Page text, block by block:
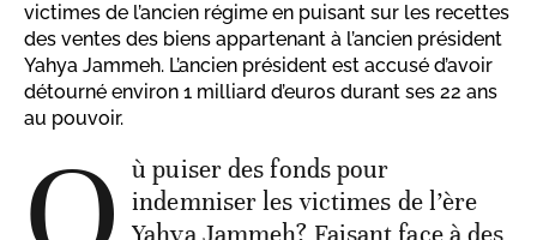
victimes de l’ancien régime en puisant sur les recettes
des ventes des biens appartenant à l’ancien président
Yahya Jammeh. L’ancien président est accusé d’avoir
détourné environ 1 milliard d’euros durant ses 22 ans
au pouvoir.
ù puiser des fonds pour
indemniser les victimes de l’ère